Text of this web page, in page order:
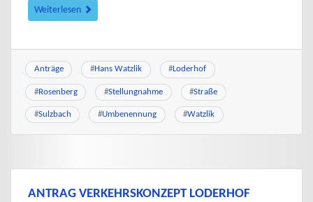
Weiterlesen
Anträge #Hans Watzlik #Loderhof
#Rosenberg #Stellungnahme #Straße
#Sulzbach #Umbenennung #Watzlik
ANTRAG VERKEHRSKONZEPT LODERHOF